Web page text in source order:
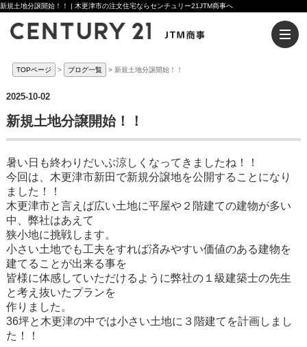
新規土地分譲開始！！ | 木更津市の注文住宅ならセンチュリー21JTM商事へ
TOPページ ブログ一覧 新規土地分譲開始！！
2025-10-02
新規土地分譲開始！！
暑い日も終わりだいぶ涼しくなってきましたね！！
今回は、木更津市新田で新規分譲地を公開することになり
ました！！
木更津市と言えば広い土地に平屋や２階建ての建物が多い
中、弊社はあえて
狭小地に挑戦します。
小さい土地でも工夫をすれば済みやすい価値のある建物を
建てることが出来る事を
皆様に体感していただけるように弊社の１級建築士の先生
と考え抜いたプランを
作りました。
36坪と木更津の中では小さい土地に３階建てを計画しまし
た！！